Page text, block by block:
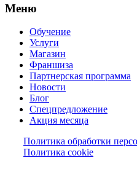
Меню
Обучение
Услуги
Магазин
Франшиза
Партнерская программа
Новости
Блог
Спецпредложение
Акция месяца
Политика обработки
Политика cookie